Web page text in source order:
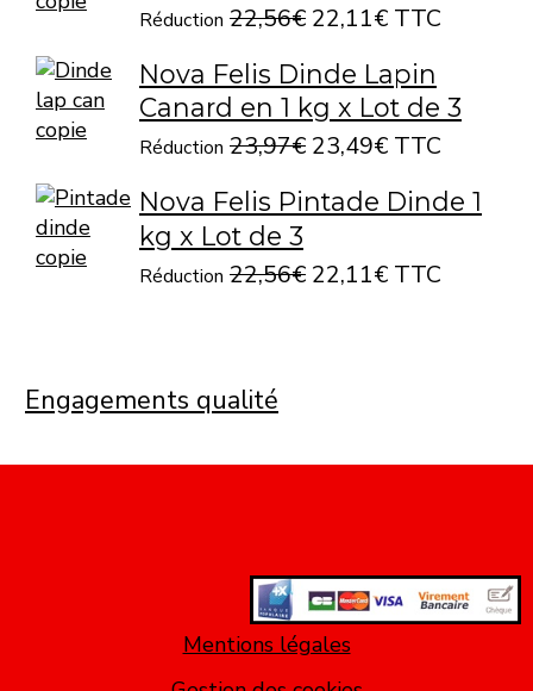
Réduction 22,56€ 22,11€ TTC
Nova Felis Dinde Lapin
Canard en 1 kg x Lot de 3
Réduction 23,97€ 23,49€ TTC
Nova Felis Pintade Dinde 1
kg x Lot de 3
Réduction 22,56€ 22,11€ TTC
Engagements qualité
Mentions légales